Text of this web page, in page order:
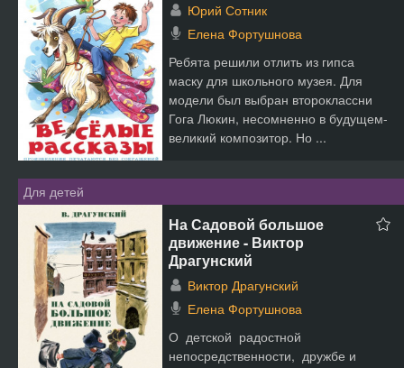
Юрий Сотник
Елена Фортушнова
Ребята решили отлить из гипса
маску для школьного музея. Для
модели был выбран второклассни
Гога Люкин, несомненно в будущем-
великий композитор. Но ...
Для детей
На Садовой большое
движение - Виктор
Драгунский
Виктор Драгунский
Елена Фортушнова
О детской радостной
непосредственности, дружбе и